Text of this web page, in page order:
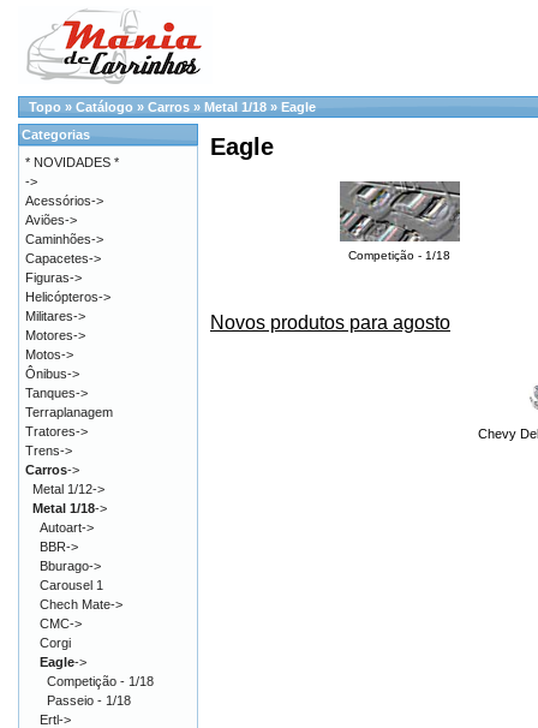
Topo » Catálogo » Carros » Metal 1/18 » Eagle
Eagle
Competição - 1/18
Novos produtos para agosto
Chevy
Categorias
* NOVIDADES *
->
Acessórios->
Aviões->
Caminhões->
Capacetes->
Figuras->
Helicópteros->
Militares->
Motores->
Motos->
Ônibus->
Tanques->
Terraplanagem
Tratores->
Trens->
Carros->
Metal 1/12->
Metal 1/18->
Autoart->
BBR->
Bburago->
Carousel 1
Chech Mate->
CMC->
Corgi
Eagle->
Competição - 1/18
Passeio - 1/18
Ertl->